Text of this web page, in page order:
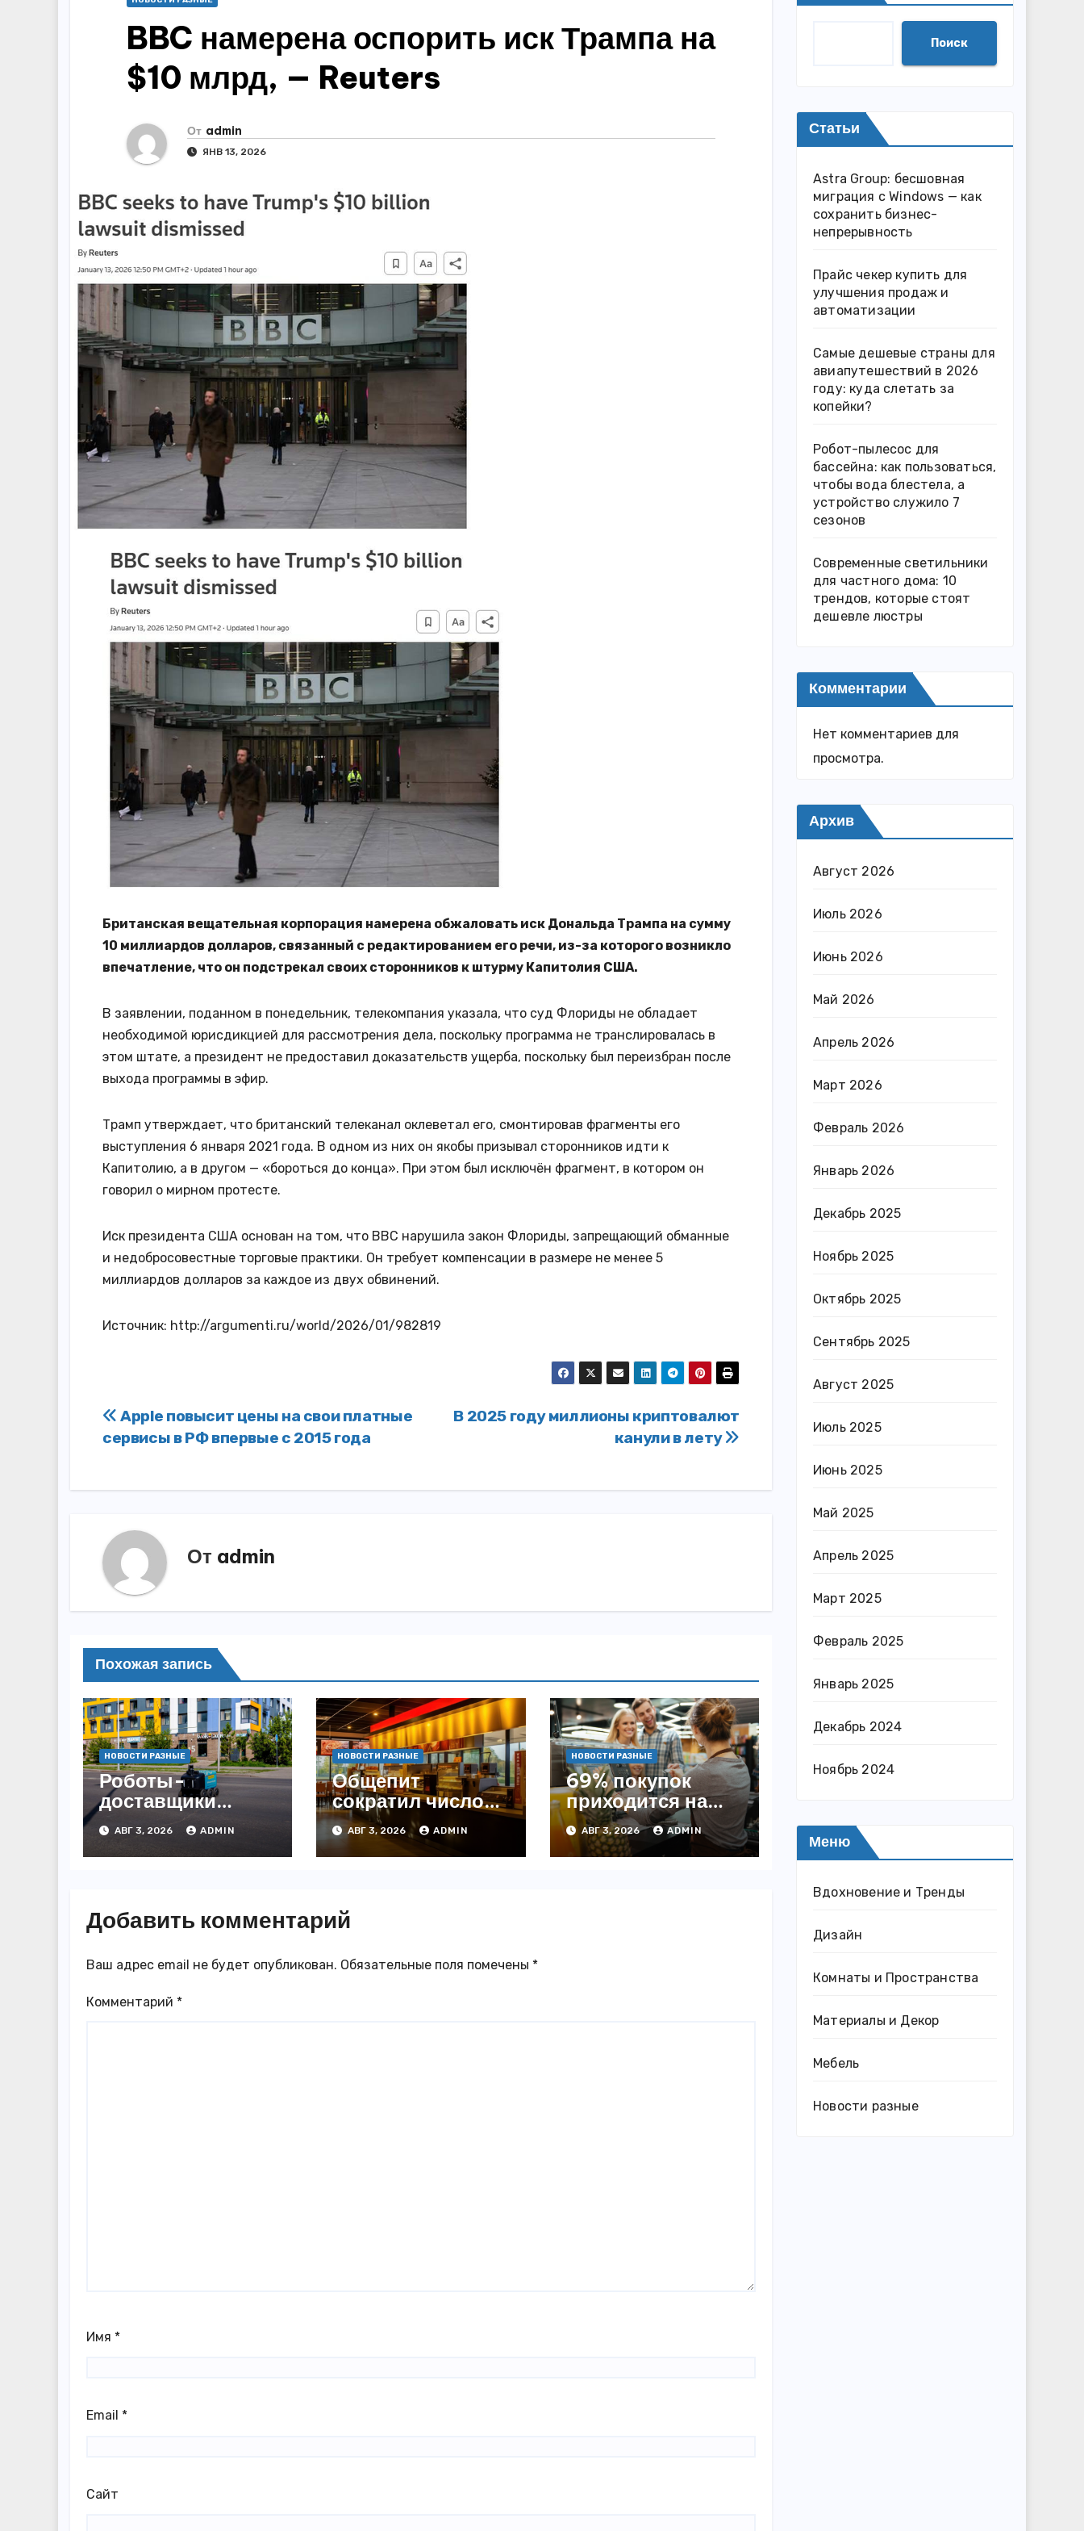
BBC намерена оспорить иск Трампа на
$10 млрд, — Reuters
От admin
ЯНВ 13, 2026
Британская вещательная корпорация намерена обжаловать иск Дональда Трампа на сумму
10 миллиардов долларов, связанный с редактированием его речи, из-за которого возникло
впечатление, что он подстрекал своих сторонников к штурму Капитолия США.
В заявлении, поданном в понедельник, телекомпания указала, что суд Флориды не обладает
необходимой юрисдикцией для рассмотрения дела, поскольку программа не транслировалась в
этом штате, а президент не предоставил доказательств ущерба, поскольку был переизбран после
выхода программы в эфир.
Трамп утверждает, что британский телеканал оклеветал его, смонтировав фрагменты его
выступления 6 января 2021 года. В одном из них он якобы призывал сторонников идти к
Капитолию, а в другом — «бороться до конца». При этом был исключён фрагмент, в котором он
говорил о мирном протесте.
Иск президента США основан на том, что BBC нарушила закон Флориды, запрещающий обманные
и недобросовестные торговые практики. Он требует компенсации в размере не менее 5
миллиардов долларов за каждое из двух обвинений.
Источник: http://argumenti.ru/world/2026/01/982819
Навигация
по
записям
В 2025 году миллионы криптовалют
канули в лету
Apple повысит цены на свои платные
сервисы в РФ впервые с 2015 года
От admin
Похожая запись
НОВОСТИ РАЗНЫЕ
Роботы-
доставщики
«Яндекса»
появились в
Казахстане
АВГ 3, 2026 ADMIN
НОВОСТИ РАЗНЫЕ
Общепит
сократил число
заведений на
3,4% с начала
года — INFOLine
АВГ 3, 2026 ADMIN
НОВОСТИ РАЗНЫЕ
69% покупок
приходится на
офлайн —
аналитика
АВГ 3, 2026 ADMIN
Добавить комментарий
Ваш адрес email не будет опубликован. Обязательные поля помечены *
Комментарий *
Имя *
Email *
Сайт
Поиск
Статьи
Astra Group: бесшовная
миграция с Windows — как
сохранить бизнес-
непрерывность
Прайс чекер купить для
улучшения продаж и
автоматизации
Самые дешевые страны для
авиапутешествий в 2026
году: куда слетать за
копейки?
Робот-пылесос для
бассейна: как пользоваться,
чтобы вода блестела, а
устройство служило 7
сезонов
Современные светильники
для частного дома: 10
трендов, которые стоят
дешевле люстры
Комментарии
Нет комментариев для
просмотра.
Архив
Август 2026
Июль 2026
Июнь 2026
Май 2026
Апрель 2026
Март 2026
Февраль 2026
Январь 2026
Декабрь 2025
Ноябрь 2025
Октябрь 2025
Сентябрь 2025
Август 2025
Июль 2025
Июнь 2025
Май 2025
Апрель 2025
Март 2025
Февраль 2025
Январь 2025
Декабрь 2024
Ноябрь 2024
Меню
Вдохновение и Тренды
Дизайн
Комнаты и Пространства
Материалы и Декор
Мебель
Новости разные